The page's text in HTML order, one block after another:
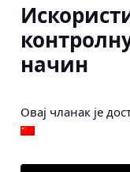
начин
Овај чланак је